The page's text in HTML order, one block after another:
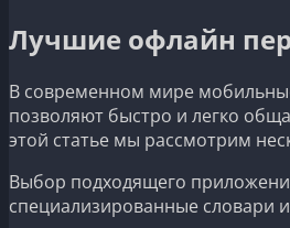
Лучшие офлайн
В современном мире
позволяют быстро и легко
этой статье мы рассмотрим
Выбор подходящего
специализированные словари